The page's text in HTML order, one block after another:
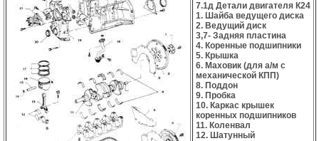
7.1д Детали двигателя К24
1. Шайба ведущего диска
2. Ведущий диск
3,7- Задняя пластина
4. Коренные подшипники
5. Крышка
6. Маховик (для а/м с
механической КПП)
8. Поддон
9. Пробка
10. Каркас крышек
коренных подшипников
11. Коленвал
12. Шатунный